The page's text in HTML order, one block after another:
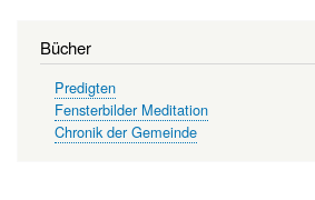
Bücher
Predigten
Fensterbilder Meditation
Chronik der Gemeinde